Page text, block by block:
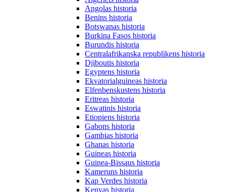
Angolas historia
Benins historia
Botswanas historia
Burkina Fasos historia
Burundis historia
Centralafrikanska republikens historia
Djiboutis historia
Egyptens historia
Ekvatorialguineas historia
Elfenbenskustens historia
Eritreas historia
Eswatinis historia
Etiopiens historia
Gabons historia
Gambias historia
Ghanas historia
Guineas historia
Guinea-Bissaus historia
Kameruns historia
Kap Verdes historia
Kenyas historia